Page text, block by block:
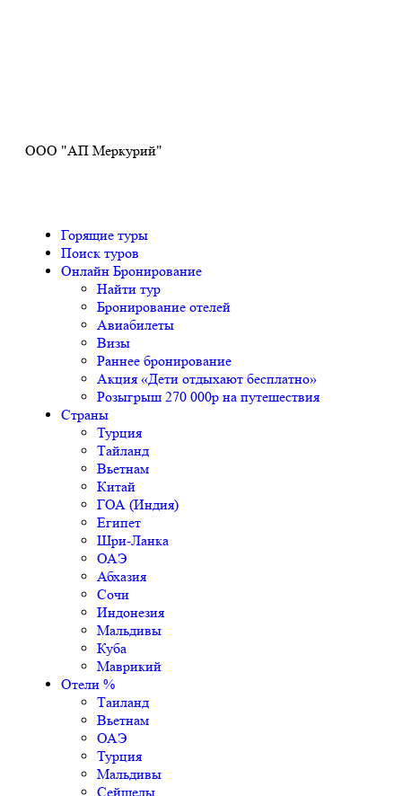
ООО "АП Меркурий"
Горящие туры
Поиск туров
Онлайн Бронирование
Найти тур
Бронирование отелей
Авиабилеты
Визы
Раннее бронирование
Акция «Дети отдыхают бесплатно»
Розыгрыш 270 000р на путешествия
Страны
Турция
Тайланд
Вьетнам
Китай
ГОА (Индия)
Египет
Шри-Ланка
ОАЭ
Абхазия
Сочи
Индонезия
Мальдивы
Куба
Маврикий
Отели %
Таиланд
Вьетнам
ОАЭ
Турция
Мальдивы
Сейшелы